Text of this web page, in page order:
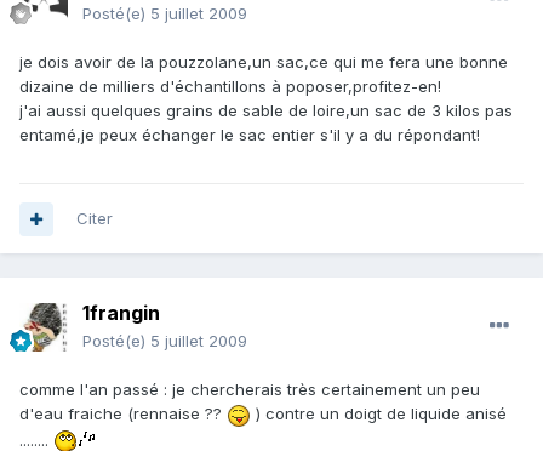
Posté(e) 5 juillet 2009
je dois avoir de la pouzzolane,un sac,ce qui me fera une bonne
dizaine de milliers d'échantillons à poposer,profitez-en!
j'ai aussi quelques grains de sable de loire,un sac de 3 kilos pas
entamé,je peux échanger le sac entier s'il y a du répondant!
Citer
1frangin
Posté(e) 5 juillet 2009
comme l'an passé : je chercherais très certainement un peu
d'eau fraiche (rennaise ??
) contre un doigt de liquide anisé
........